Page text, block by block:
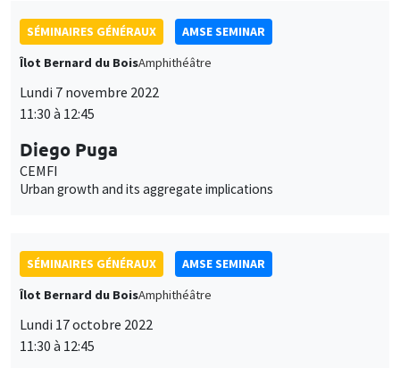
SÉMINAIRES GÉNÉRAUX
AMSE SEMINAR
Îlot Bernard du BoisAmphithéâtre
Lundi 7 novembre 2022
11:30 à 12:45
Diego Puga
CEMFI
Urban growth and its aggregate implications
SÉMINAIRES GÉNÉRAUX
AMSE SEMINAR
Îlot Bernard du BoisAmphithéâtre
Lundi 17 octobre 2022
11:30 à 12:45